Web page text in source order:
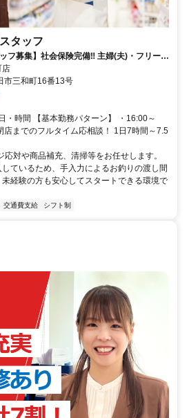
タッフ
フ募集】社会保険完備‼ 主婦(夫)・フリータ
店
市三和町16番13号
・時間 【基本勤務パターン】 ・16:00～
店までのフルタイム応相談！ 1日7時間～7.5
対や商品補充、清掃等をお任せします。
ているため、手入力によるお釣りの渡し間
経験の方も安心してスタートできる環境で
交通費支給 シフト制